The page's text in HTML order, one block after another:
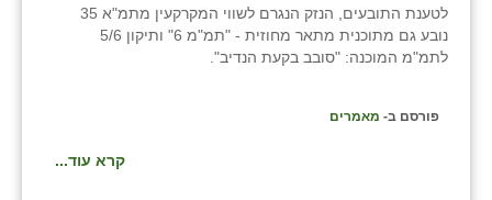
לטענת התובעים, הנזק הנגרם לשווי המקרקעין מתמ"א 35
נובע גם מתוכנית מתאר מחוזית - "תמ"מ 6" ותיקון 5/6
לתמ"מ המוכנה: "סובב בקעת הנדיב".
פורסם ב- מאמרים
קרא עוד...
קורנית
קלחים